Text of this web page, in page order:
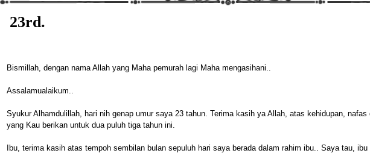
23rd.
Bismillah, dengan nama Allah yang Maha pemurah lagi Maha mengasihani..
Assalamualaikum..
Syukur Alhamdulillah, hari nih genap umur saya 23 tahun. Terima kasih ya Allah, atas kehidupan, nafas
yang Kau berikan untuk dua puluh tiga tahun ini.
Ibu, terima kasih atas tempoh sembilan bulan sepuluh hari saya berada dalam rahim ibu.. Saya tau,